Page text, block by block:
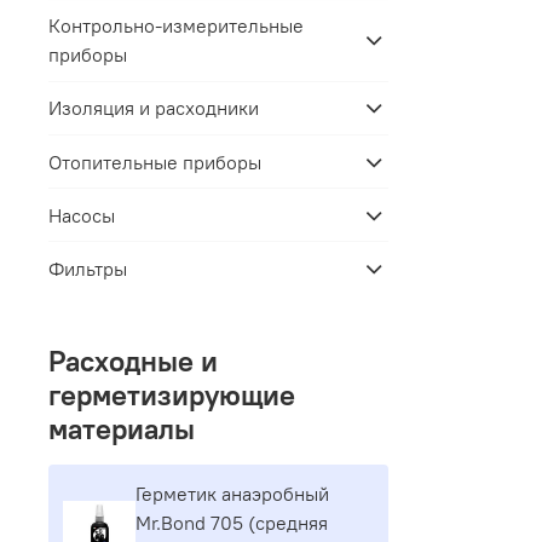
Контрольно-измерительные
приборы
Изоляция и расходники
Отопительные приборы
Насосы
Фильтры
Расходные и
герметизирующие
материалы
Герметик aнaэpoбный
Mr.Bond 705 (средняя